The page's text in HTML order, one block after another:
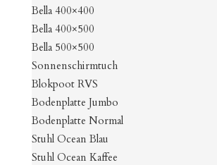
Bella 400×400
Bella 400×500
Bella 500×500
Sonnenschirmtuch
Blokpoot RVS
Bodenplatte Jumbo
Bodenplatte Normal
Stuhl Ocean Blau
Stuhl Ocean Kaffee